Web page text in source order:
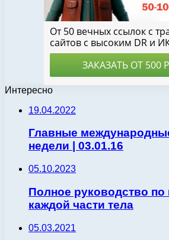
Интересно
19.04.2022
Главные
недели | 03.01.16
05.10.2023
Полное руководство
каждой части тела
05.03.2021